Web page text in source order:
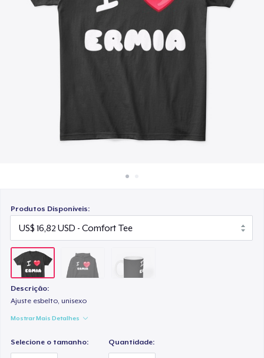
Venda em todo lugar
Produtos Disponíveis:
Descrição:
Ajuste esbelto, unisexo
Mostrar Mais Detalhes
Selecione o tamanho: Quantidade:
US$ 15,99